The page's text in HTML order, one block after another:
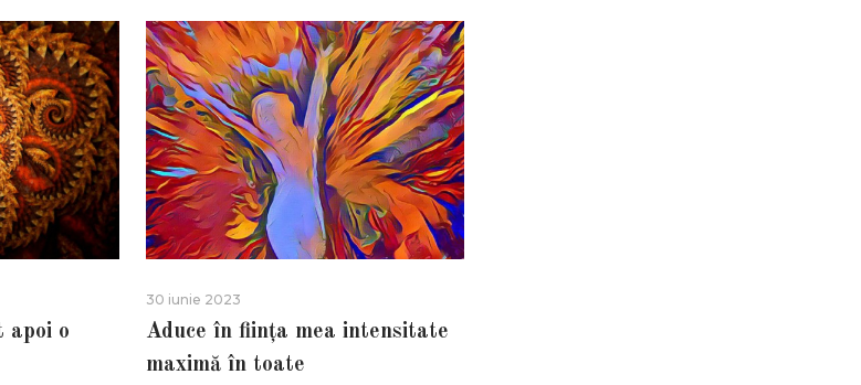
apoi o
30 iunie 2023
Aduce în ființa mea intensitate
maximă în toate